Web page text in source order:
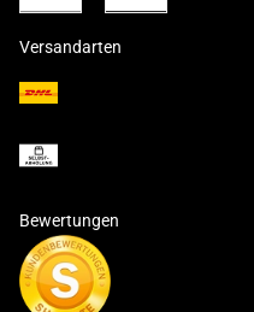
Versandarten
Bewertungen